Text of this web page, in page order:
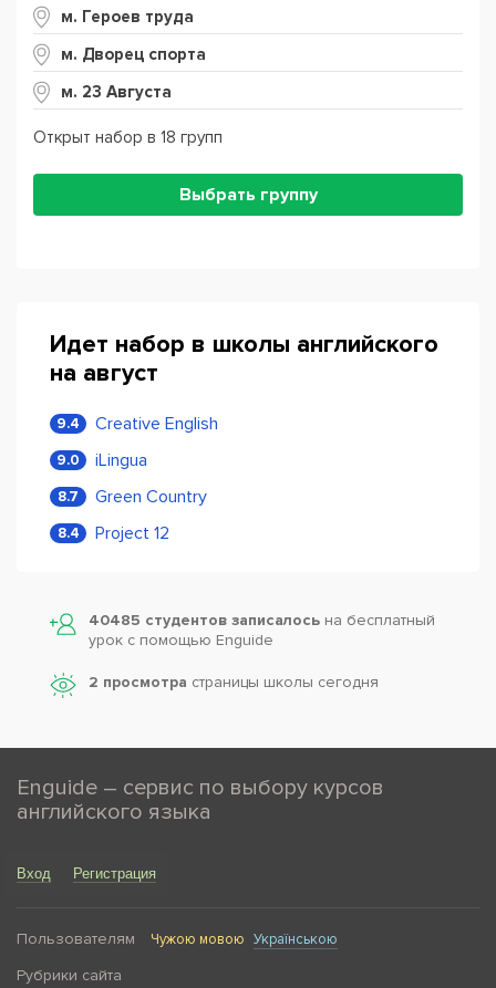
м. Героев труда
м. Дворец спорта
м. 23 Августа
Открыт набор в 18 групп
Выбрать группу
Идет набор в школы английского
на август
9.4 Creative English
9.0 iLingua
8.7 Green Country
8.4 Project 12
40485 студентов записалось на бесплатный
урок с помощью Enguide
2 просмотра страницы школы сегодня
Enguide – сервис по выбору курсов
английского языка
Вход Регистрация
Пользователям Чужою мовою Українською
Рубрики сайта